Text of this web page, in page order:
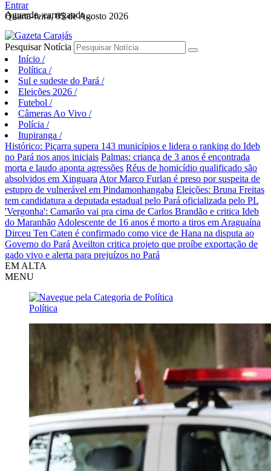
Aguarde, carregando...
Entrar
Quarta-feira, 05 de Agosto 2026
Pesquisar Notícia
Início /
Política /
Sul e sudeste do Pará /
Eleições 2026 /
Futebol /
Câmeras Ao Vivo /
Polícia /
Itupiranga /
Histórico: Piçarra supera 143 municípios e lidera o ranking do Ideb
no Pará nos anos iniciais Palmas: criança de 3 anos é encontrada
morta e laudo aponta agressões Réus de homicídio qualificado são
absolvidos em Xinguara Ator Marco Furlan é preso por suspeita de
estupro de vulnerável em Pindamonhangaba Eleições: Bruna Freitas
tem candidatura a deputada estadual pelo Pará oficializada pelo PL
'Vergonha': Camarão vai pra cima de Carlos Brandão e critica Ideb
do Maranhão Adolescente de 16 anos é morto a tiros em Araguaína
Dirceu Ten Caten é confirmado como vice de Hana na disputa ao
Governo do Pará Aveilton critica projeto que proíbe exportação de
gado vivo e alerta para prejuízos no Pará
EM ALTA
MENU
Política